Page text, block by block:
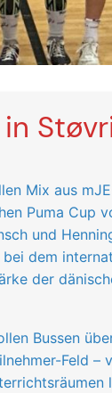
Mix aus
Puma Cup
und
dem
der
Bussen
Feld –